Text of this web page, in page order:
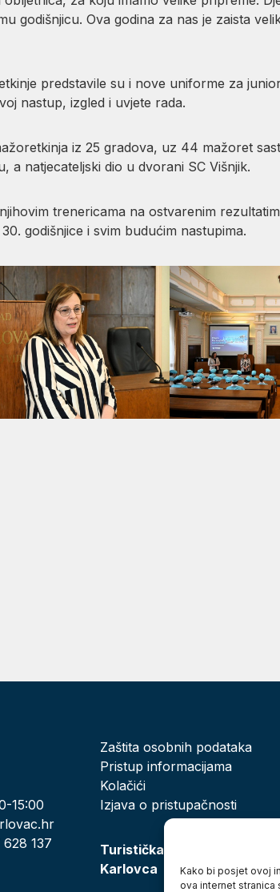
Kako bi posjet ovoj
ova internet stranica
godišnjicu. Ova godina za nas je zaista
predstavile su i nove uniforme za
nastup, izgled i uvjete rada.
iz 25 gradova, uz 44 mažoret
natjecateljski dio u dvorani SC Višnjik.
trenericama na ostvarenim
godišnjice i svim budućim nastupima.
15:00
137
Zaštita osobnih podataka
Pristup informacijama
Kolačići
Izjava o pristupačnosti
Turistička zajednica grada
Karlovca